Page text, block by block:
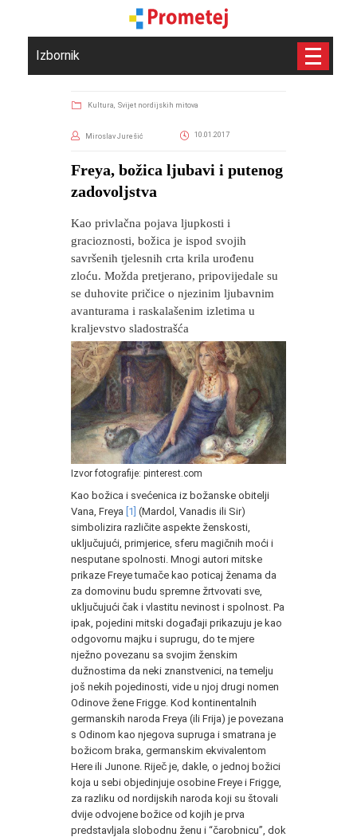
Izbornik
Kultura, Svijet nordijskih mitova
Miroslav Jurešić 10.01.2017
Freya, božica ljubavi i putenog
zadovoljstva
Kao privlačna pojava ljupkosti i
gracioznosti, božica je ispod svojih
savršenih tjelesnih crta krila urođenu
zloću. Možda pretjerano, pripovijedale su
se duhovite pričice o njezinim ljubavnim
avanturama i raskalašenim izletima u
kraljevstvo sladostrašća
Izvor fotografije: pinterest.com
Kao božica i svećenica iz božanske obitelji
Vana, Freya [1] (Mardol, Vanadis ili Sir)
simbolizira različite aspekte ženskosti,
uključujući, primjerice, sferu magičnih moći i
nesputane spolnosti. Mnogi autori mitske
prikaze Freye tumače kao poticaj ženama da
za domovinu budu spremne žrtvovati sve,
uključujući čak i vlastitu nevinost i spolnost. Pa
ipak, pojedini mitski događaji prikazuju je kao
odgovornu majku i suprugu, do te mjere
nježno povezanu sa svojim ženskim
dužnostima da neki znanstvenici, na temelju
još nekih pojedinosti, vide u njoj drugi nomen
Odinove žene Frigge. Kod kontinentalnih
germanskih naroda Freya (ili Frija) je povezana
s Odinom kao njegova supruga i smatrana je
božicom braka, germanskim ekvivalentom
Here ili Junone. Riječ je, dakle, o jednoj božici
koja u sebi objedinjuje osobine Freye i Frigge,
za razliku od nordijskih naroda koji su štovali
dvije odvojene božice od kojih je prva
predstavljala slobodnu ženu i “čarobnicu”, dok